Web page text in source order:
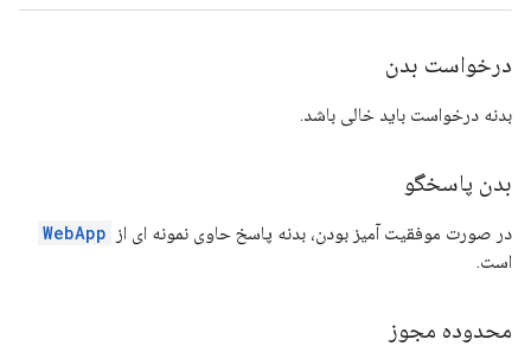
درخواست بدن
بدنه درخواست باید خالی باشد.
بدن پاسخگو
در صورت موفقیت آمیز بودن، بدنه پاسخ حاوی نمونه ای از WebApp
است.
محدوده مجوز